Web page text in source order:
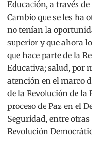
Educación, a través
Cambio que se les ha
no tenían la
superior y que ahora
que hace parte de la
Educativa; salud, por
atención en el marco
de la Revolución de
proceso de Paz en el
Seguridad, entre
Revolución